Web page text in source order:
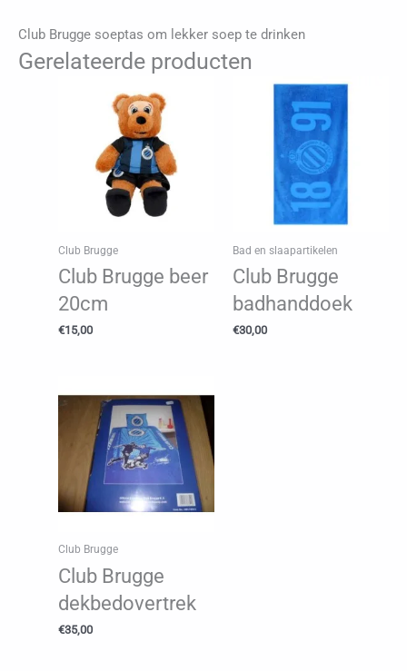
Club Brugge soeptas om lekker soep te drinken
Gerelateerde producten
Club Brugge
Club Brugge beer
20cm
€15,00
Bad en slaapartikelen
Club Brugge
badhanddoek
€30,00
Club Brugge
Club Brugge
dekbedovertrek
€35,00